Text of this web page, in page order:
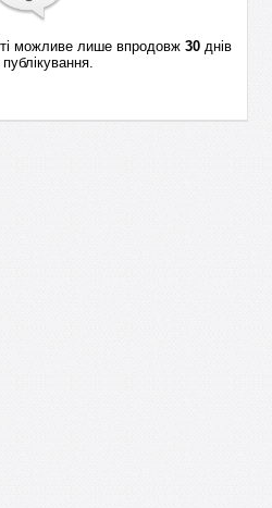
можливе лише впродовж 30днів